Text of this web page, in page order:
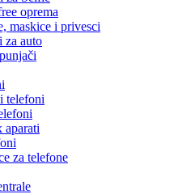
oprema
maskice i privesci
za auto
telefoni
aparati
za telefone